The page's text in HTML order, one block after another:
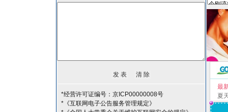
*经营许可证编号：京ICP00000008号
*《互联网电子公告服务管理规定》
最
夏